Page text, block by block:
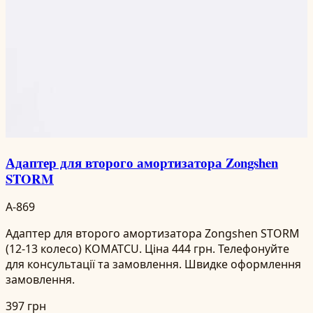
Адаптер для второго амортизатора Zongshen
STORM
A-869
Адаптер для второго амортизатора Zongshen STORM
(12-13 колесо) KOMATCU. Ціна 444 грн. Телефонуйте
для консультації та замовлення. Швидке оформлення
замовлення.
397 грн